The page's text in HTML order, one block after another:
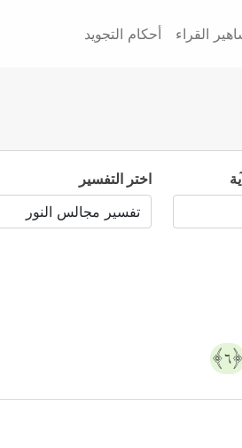
القراء أحكام التجويد
اختر التفسير